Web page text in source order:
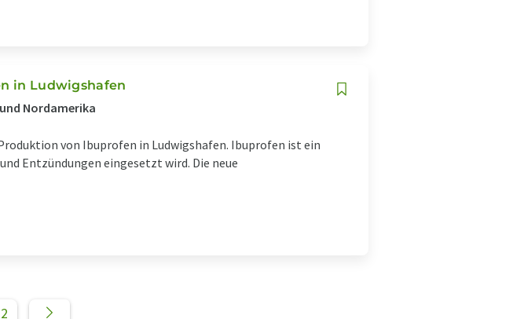
in Ludwigshafen
Nordamerika
von Ibuprofen in Ludwigshafen. Ibuprofen ist ein
Entzündungen eingesetzt wird. Die neue
2